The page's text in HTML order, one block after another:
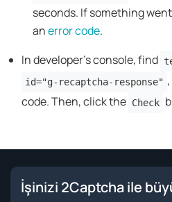
seconds. If something
anerror code.
In developer's console, find
id="g-recaptcha-response"
code. Then, click the Check
İşinizi 2Captcha ile